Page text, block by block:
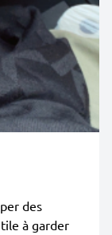
des
à garder